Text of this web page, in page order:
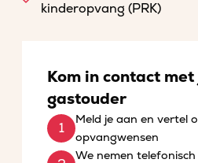
kinderopvang (PRK)
Kom in contact
gastouder
Meld je aan en vertel
opvangwensen
We nemen